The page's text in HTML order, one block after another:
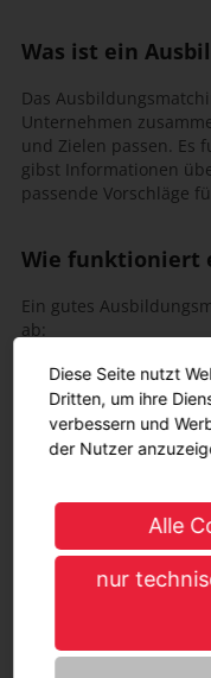
Was ist ein
Das
Unternehmen
und Zielen passen. Es
gibst Informationen
passende Vorschläge
Wie funktioniert
Ein gutes
ab:
Selbstanalyse
Zunächst geht es
kennenlernst.
Interessen,
Basierend auf
Berufe vor, die
auch
und
Diese Seite nutzt
Dritten, um ihre
verbessern und
der Nutzer
Alle
nur